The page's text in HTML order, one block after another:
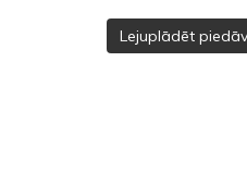
Lejuplādēt